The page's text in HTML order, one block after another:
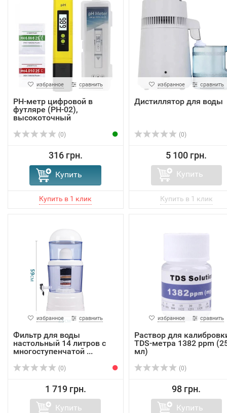
избранное сравнить
РН-метр цифровой в
футляре (PH-02),
высокоточный
(0)
316 грн.
Купить
избранное сравнить
Дистиллятор для воды
(0)
5 100 грн.
Купить
избранное сравнить
Фильтр для воды
настольный 14 литров с
многоступенчатой ​...
(0)
1 719 грн.
Купить
избранное сравнить
Раствор для
TDS-метра 1382 ppm
мл)
(0)
98 грн.
Купить